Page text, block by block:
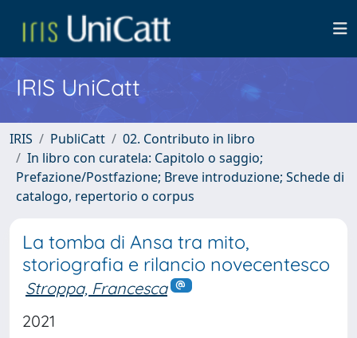
IRIS UniCatt
IRIS PubliCatt
02. Contributo in libro
In libro con curatela: Capitolo o saggio;
Prefazione/Postfazione; Breve introduzione; Schede di
catalogo, repertorio o corpus
La tomba di Ansa tra mito,
storiografia e rilancio novecentesco
Stroppa, Francesca
2021